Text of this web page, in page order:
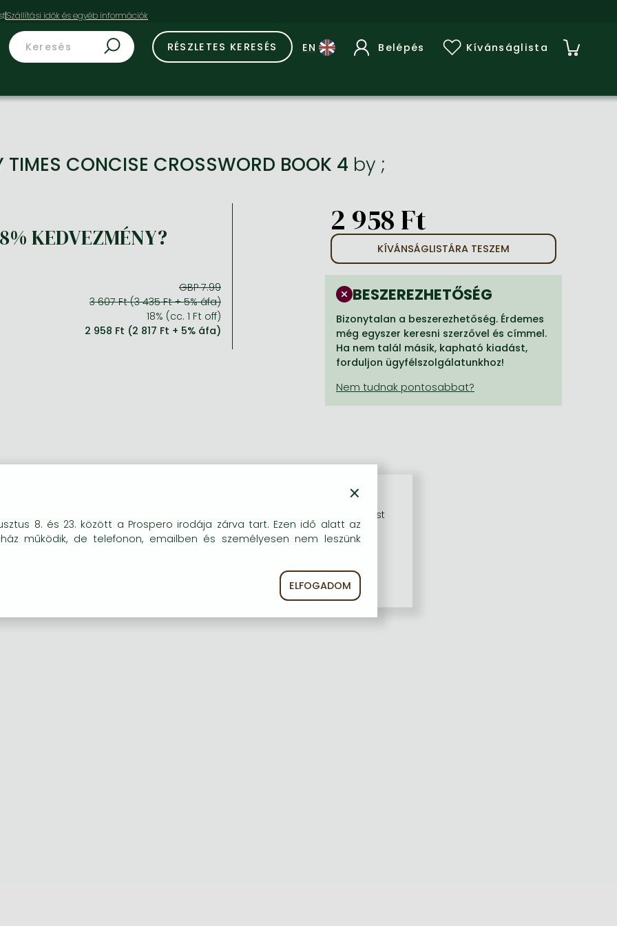
RÉSZLETES KERESÉS Belépés Kívánságlista
TIMES CONCISE CROSSWORD BOOK 4 by ;
KEDVEZMÉNY?
GBP 7.99
3 607 Ft (3 435 Ft + 5% áfa)
18% (cc. 1 Ft off)
2 958 Ft (2 817 Ft + 5% áfa)
2 958 Ft
KÍVÁNSÁGLISTÁRA TESZEM
BESZEREZHETŐSÉG
Bizonytalan a beszerezhetőség. Érdemes
még egyszer keresni szerzővel és címmel.
Ha nem talál másik, kapható kiadást,
forduljon ügyfélszolgálatunkhoz!
×
8. és 23. között a Prospero irodája zárva tart. Ezen idő alatt az
működik, de telefonon, emailben és személyesen nem leszünk
ELFOGADOM
kat (sütiket) használunk, melyek célja, hogy teljesebb körű szolgáltatást
részére.